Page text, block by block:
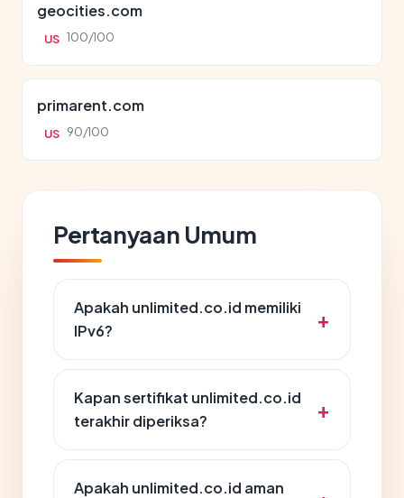
geocities.com
US 100/100
primarent.com
US 90/100
Pertanyaan Umum
Apakah unlimited.co.id memiliki
IPv6?
Kapan sertifikat unlimited.co.id
terakhir diperiksa?
Apakah unlimited.co.id aman